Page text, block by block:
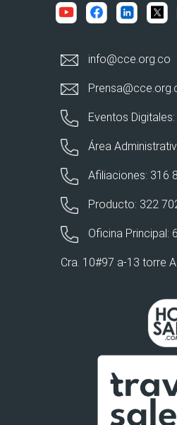
info@cce.org.co
Eventos
Área
Afiliaciones: 316
Producto: 322
Oficina Principal:
Cra. 10#97 a-13 torre